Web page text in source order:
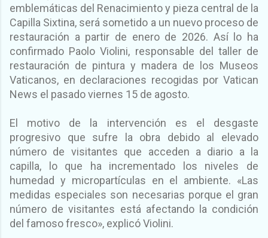
emblemáticas del Renacimiento y pieza central de la
Capilla Sixtina, será sometido a un nuevo proceso de
restauración a partir de enero de 2026. Así lo ha
confirmado Paolo Violini, responsable del taller de
restauración de pintura y madera de los Museos
Vaticanos, en declaraciones recogidas por Vatican
News el pasado viernes 15 de agosto.
El motivo de la intervención es el desgaste
progresivo que sufre la obra debido al elevado
número de visitantes que acceden a diario a la
capilla, lo que ha incrementado los niveles de
humedad y micropartículas en el ambiente. «Las
medidas especiales son necesarias porque el gran
número de visitantes está afectando la condición
del famoso fresco», explicó Violini.